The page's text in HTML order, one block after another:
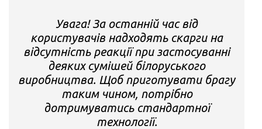
Увага! За останній час від
користувачів надходять скарги на
відсутність реакції при застосуванні
деяких сумішей білоруського
виробництва. Щоб приготувати брагу
таким чином, потрібно
дотримуватись стандартної
технології.